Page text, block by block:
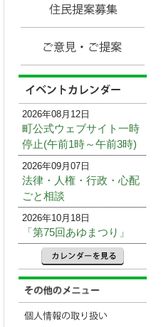
2026年08月12日
町公式ウェブサイト一時
停止(午前1時～午前3時)
2026年09月07日
法律・人権・行政・心配
ごと相談
2026年10月18日
「第75回あゆまつり」